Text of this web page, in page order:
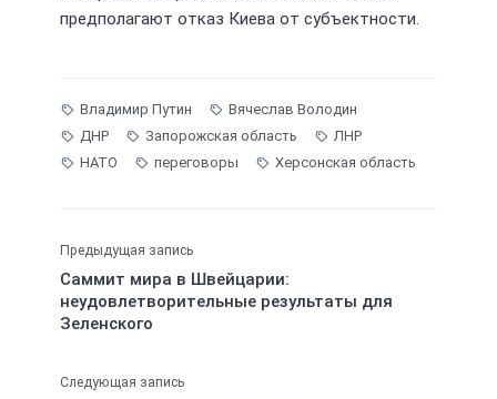
предполагают отказ Киева от субъектности.
Владимир Путин
Вячеслав Володин
ДНР
Запорожская область
ЛНР
НАТО
переговоры Херсонская область
Предыдущая запись
Саммит мира в Швейцарии:
неудовлетворительные результаты для
Зеленского
Следующая запись